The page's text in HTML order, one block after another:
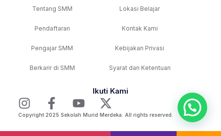
Tentang SMM
Pendaftaran
Pengajar SMM
Berkarir di SMM
Lokasi Belajar
Kontak Kami
Kebijakan Privasi
Syarat dan Ketentuan
Ikuti Kami
Copyright 2025 Sekolah Murid Merdeka. All rights reserved.